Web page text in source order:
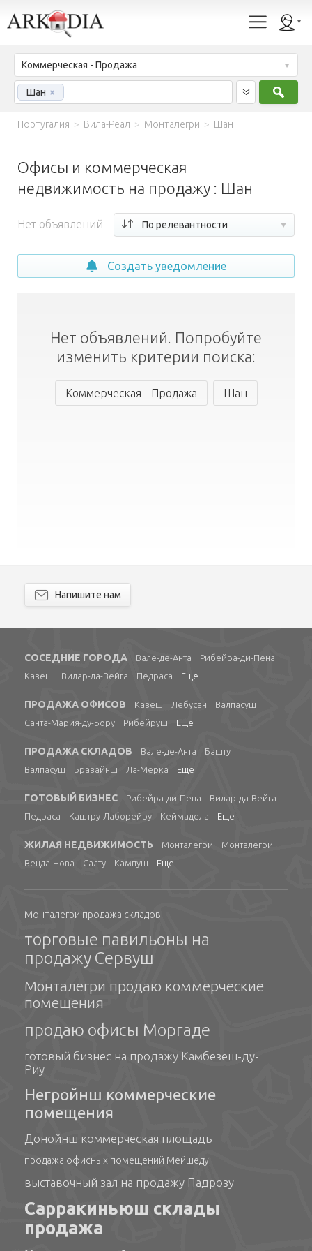
Коммерческая - Продажа
Шан ×
Португалия > Вила-Реал > Монталегри > Шан
Офисы и коммерческая
недвижимость на продажу : Шан
Нет объявлений По релевантности
Создать уведомление
Нет объявлений. Попробуйте
изменить критерии поиска:
Коммерческая - Продажа Шан
Напишите нам
СОСЕДНИЕ ГОРОДА Вале-де-Анта
Рибейра-ди-Пена
Кавеш
Вилар-да-Вейга Педраса Еще
ПРОДАЖА ОФИСОВ Кавеш Лебусан
Валпасуш
Санта-Мария-ду-Бору
Рибейруш Еще
ПРОДАЖА СКЛАДОВ Вале-де-Анта
Башту
Валпасуш
Бравайнш Ла-Мерка Еще
ГОТОВЫЙ БИЗНЕС Рибейра-ди-Пена
Вилар-да-Вейга
Педраса
Каштру-Лаборейру Кеймадела Еще
ЖИЛАЯ НЕДВИЖИМОСТЬ Монталегри
Монталегри
Венда-Нова
Салту Кампуш Еще
Монталегри продажа складов
торговые павильоны на
продажу Сервуш
Монталегри продаю коммерческие
помещения
продаю офисы Моргаде
готовый бизнес на продажу Камбезеш-ду-
Риу
Негройнш коммерческие
помещения
Донойнш коммерческая площадь
продажа офисных помещений Мейшеду
выставочный зал на продажу Падрозу
Сарракиньюш склады
продажа